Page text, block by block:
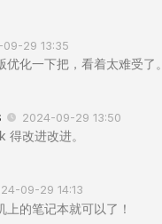
29 13:35
优化一下把，看着太难受了。
2024-09-29 13:50
得改进改进。
09-29 14:13
上的笔记本就可以了！